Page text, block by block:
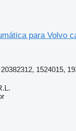
para Volvo
1524015,